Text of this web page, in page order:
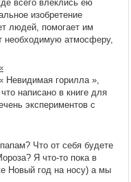
всего влеклись ею
изобретение
людей, помогает им
необходимую атмосферу,
Невидимая горилла »,
написано в книге для
экспериментов с
Что от себя будете
Я что-то пока в
Новый год на носу) а мы